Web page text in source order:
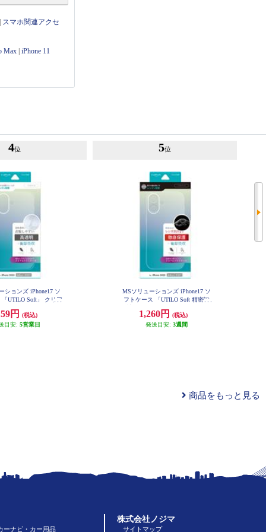
スマホ関連アクセ
Max |iPhone 11
4位
ションズ iPhone17 ソ
「UTILO Soft」 クリア
円
(税込)
目安: 5営業日
5位
MSソリューションズ iPhone17 ソ
フトケース 「UTILO Soft 精密設
1,260円
(税込)
発送目安: 3週間
商品をもっと見る
ーナビ・カー用品
株式会社ノジマ
サイトマップ